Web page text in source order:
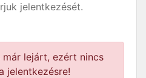
jelentkezését.
lejárt, ezért nincs
jelentkezésre!